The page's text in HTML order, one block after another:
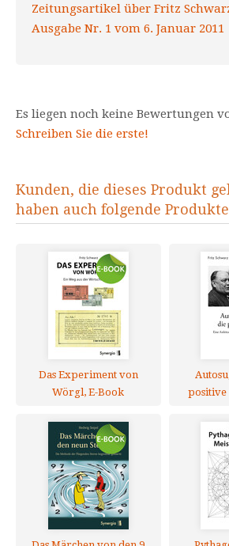
Zeitungsartikel über Fritz
Ausgabe Nr. 1 vom 6. Januar 2011
Es liegen noch keine Bewertungen
Schreiben Sie die erste!
Kunden, die dieses Produkt
haben auch folgende
Das Experiment von
Wörgl, E-Book
positive